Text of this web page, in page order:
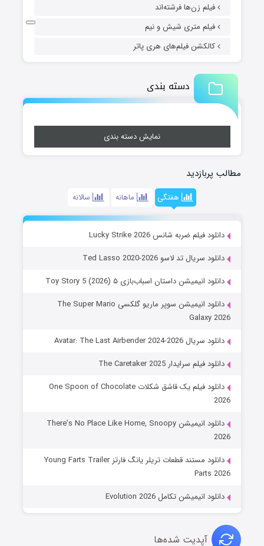
فیلم زن‌ها فرشته‌اند
فیلم متری شیش و نیم
کالکشن فیلم‌های هری پاتر
دسته بندی
نمایش دسته بندی
مطالب پربازدید
هفتگی ماهانه سالانه
دانلود فیلم ضربه شانس Lucky Strike 2026
دانلود سریال تد لاسو Ted Lasso 2020-2026
دانلود انیمیشن داستان اسباب‌بازی ۵ Toy Story 5 (2026)
دانلود انیمیشن سوپر ماریو گلکسی The Super Mario
Galaxy 2026
دانلود سریال Avatar: The Last Airbender 2024-2026
دانلود فیلم سرایدار The Caretaker 2025
دانلود فیلم یک قاشق شکلات One Spoon of Chocolate
2026
دانلود انیمیشن There’s No Place Like Home, Snoopy
2026
دانلود مستند قطعات تریلر یانگ فارتز Young Farts Trailer
Parts 2026
دانلود انیمیشن تکامل Evolution 2026
آپدیت شده‌ها